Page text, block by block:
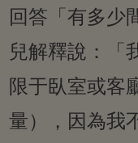
回答「有多少
兒解釋說：「
限于臥室或客
量），因為我